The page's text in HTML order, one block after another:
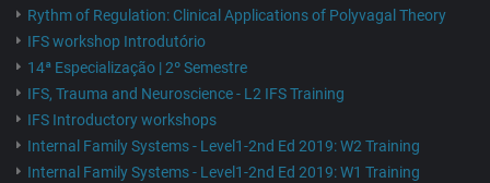
Rythm of Regulation: Clinical Applications of Polyvagal Theory
IFS workshop Introdutório
14ª Especialização | 2º Semestre
IFS, Trauma and Neuroscience - L2 IFS Training
IFS Introductory workshops
Internal Family Systems - Level1-2nd Ed 2019: W2 Training
Internal Family Systems - Level1-2nd Ed 2019: W1 Training